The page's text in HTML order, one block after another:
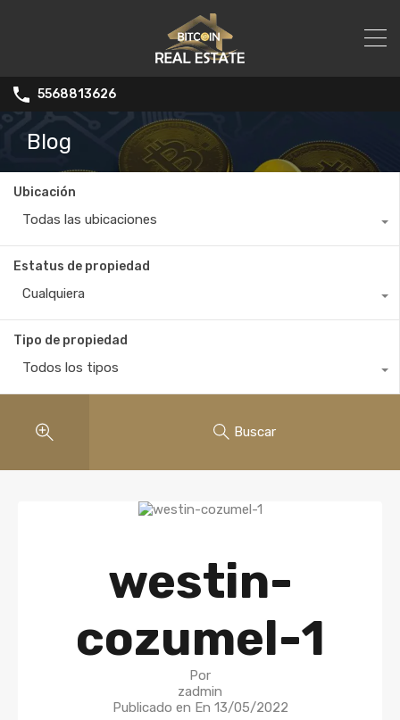
5568813626
Blog
Ubicación
Todas las ubicaciones
Estatus de propiedad
Cualquiera
Tipo de propiedad
Todos los tipos
Buscar
westin-
cozumel-1
Por
zadmin
Publicado en En 13/05/2022